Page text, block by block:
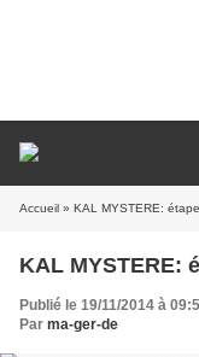
Accueil » KAL MYSTERE:
KAL MYSTERE:
Publié le 19/11/2014 à
Par ma-ger-de